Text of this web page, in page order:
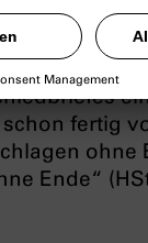
Platz
fertig
ohne
Ende“